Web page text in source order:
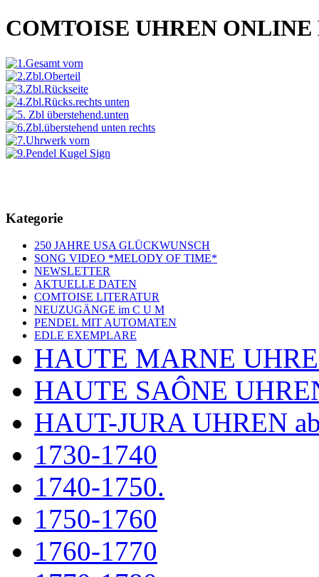
COMTOISE UHREN ONLINE
Kategorie
250 JAHRE USA GLÜCKWUNSCH
SONG VIDEO *MELODY OF TIME*
NEWSLETTER
AKTUELLE DATEN
COMTOISE LITERATUR
NEUZUGÄNGE im C U M
PENDEL MIT AUTOMATEN
EDLE EXEMPLARE
HAUTE MARNE
HAUTE SAÔNE
HAUT-JURA UHREN
1730-1740
1740-1750.
1750-1760
1760-1770